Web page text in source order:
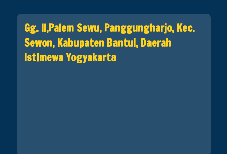
Gg. II,Palem Sewu, Panggungharjo, Kec.
Sewon, Kabupaten Bantul, Daerah
Istimewa Yogyakarta